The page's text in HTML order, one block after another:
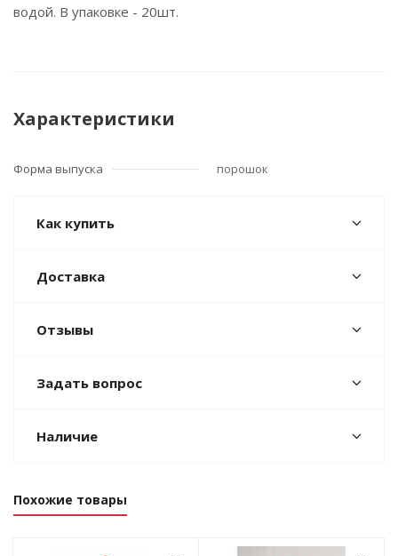
водой. В упаковке - 20шт.
Характеристики
Форма выпуска порошок
Как купить
Доставка
Отзывы
Задать вопрос
Наличие
Похожие товары